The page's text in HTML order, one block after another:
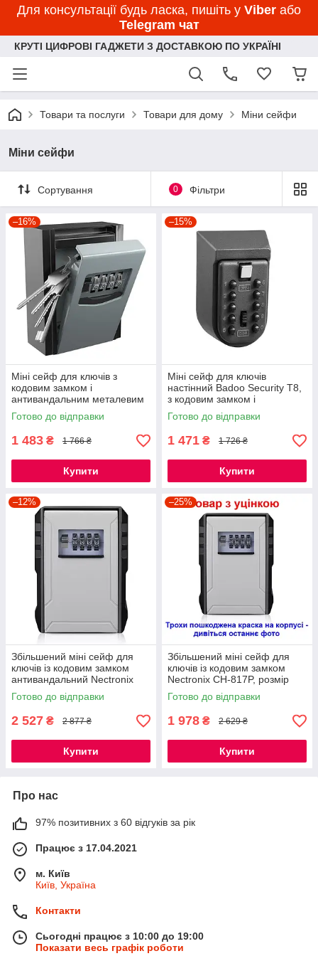
Для консультації будь ласка, пишіть у Viber або
Telegram чат
КРУТІ ЦИФРОВІ ГАДЖЕТИ З ДОСТАВКОЮ ПО УКРАЇНІ
Товари та послуги Товари для дому Міни сейфи
Міни сейфи
Сортування 0 Фільтри
–16%
Міні сейф для ключів з
кодовим замком і
антивандальним металевим
корпусом Badoo Security T10
Готово до відправки
1 483 ₴ 1 766 ₴
Купити
–15%
Міні сейф для ключів
настінний Badoo Security T8,
з кодовим замком і
антивандальним металевим
корпусом
Готово до відправки
1 471 ₴ 1 726 ₴
Купити
–12%
Збільшений міні сейф для
ключів із кодовим замком
антивандальний Nectronix
CH-817P, розмір 135*95*56
мм
Готово до відправки
2 527 ₴ 2 877 ₴
Купити
–25%
Збільшений міні сейф для
ключів із кодовим замком
Nectronix CH-817P, розмір
135*95*56 мм (УЦІНКА -
пошкоджена фарба)
Готово до відправки
1 978 ₴ 2 629 ₴
Купити
Про нас
97% позитивних з 60 відгуків за рік
Працює з 17.04.2021
м. Київ
Київ, Україна
Контакти
Сьогодні працює з 10:00 до 19:00
Показати весь графік роботи